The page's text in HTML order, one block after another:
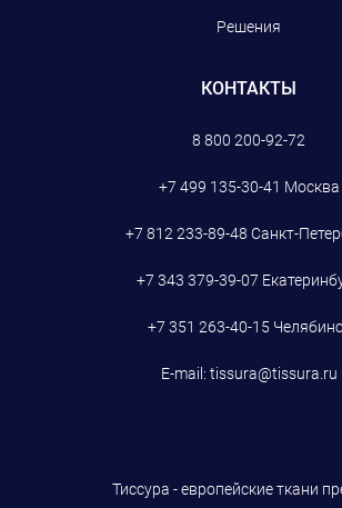
Решения
КОНТАКТЫ
8 800 200-92-72
+7 499 135-30-41 Москва
+7 812 233-89-48 Санкт-
+7 343 379-39-07
+7 351 263-40-15
E-mail: tissura@tissura.ru
Тиссура - европейские ткани